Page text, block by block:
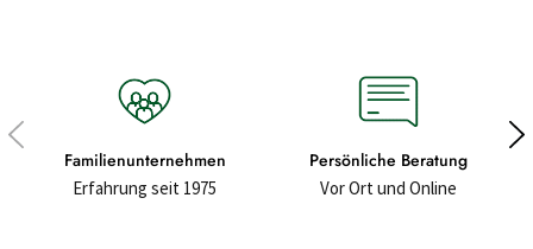
Familienunternehmen
Erfahrung seit 1975
Persönliche Beratung
Vor Ort und Online